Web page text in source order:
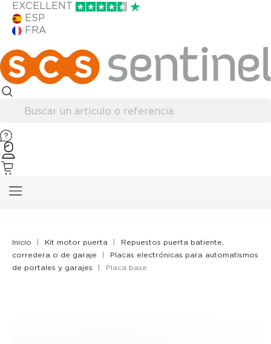
EXCELLENT
ESP
FRA
Inicio Kit motor puerta
Repuestos puerta batiente,
corredera o de garaje
Placas electrónicas para automatismos
de portales y garajes
Placa base